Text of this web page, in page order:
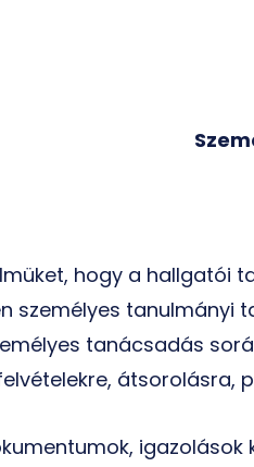
hogy a hallgatói
személyes tanulmányi
tanácsadás
átsorolásra,